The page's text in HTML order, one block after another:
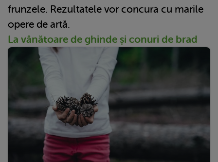
frunzele. Rezultatele vor concura cu marile
opere de artă.
La vânătoare de ghinde și conuri de brad